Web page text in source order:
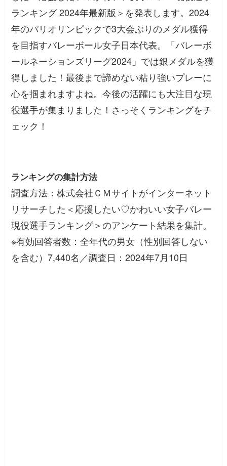
ランキング 2024年最新版＞を発表します。2024
年のパリオリンピックで3大会ぶりのメダル獲得
を目指すバレーボール女子日本代表。「バレーボ
ールネーションズリーグ2024」では銀メダルを獲
得しました！最後まで諦めない粘り強いプレーに
心を掴まれますよね。今後の活躍にも大注目な現
役選手が集まりました！さっそくランキングをチ
ェック！
ランキングの集計方法
調査方法：株式会社ＣＭサイトがインターネット
リサーチした＜応援したい♡かわいい女子バレー
現役選手ランキング＞のアンケート結果を集計。
※有効回答者数：全年代の男女（性別回答しない
を含む）7,440名／調査日：2024年7月10日